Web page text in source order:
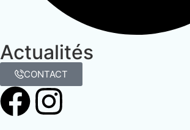
Actualités
CONTACT